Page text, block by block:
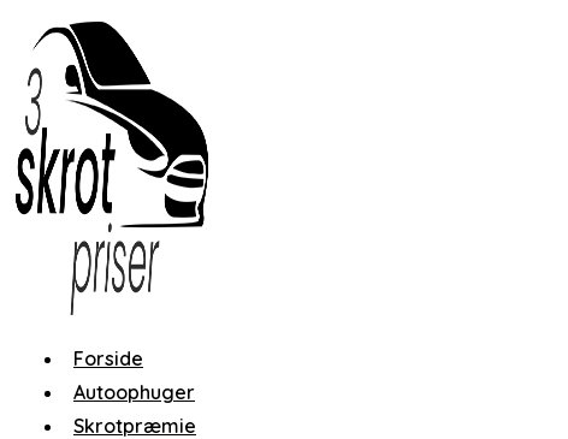
content
Forside
Autoophuger
Skrotpræmie